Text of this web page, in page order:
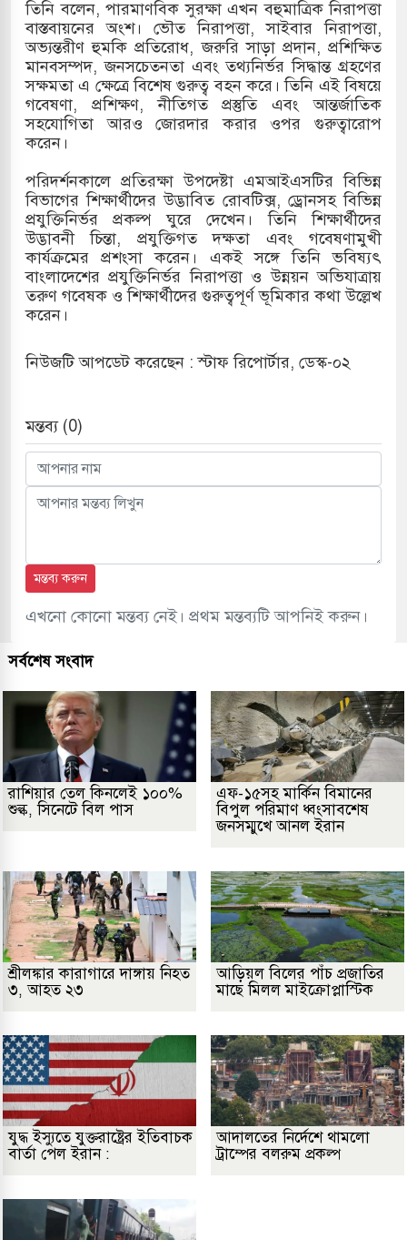
তিনি বলেন, পারমাণবিক সুরক্ষা এখন বহুমাত্রিক নিরাপত্তা
বাস্তবায়নের অংশ। ভৌত নিরাপত্তা, সাইবার নিরাপত্তা,
অভ্যন্তরীণ হুমকি প্রতিরোধ, জরুরি সাড়া প্রদান, প্রশিক্ষিত
মানবসম্পদ, জনসচেতনতা এবং তথ্যনির্ভর সিদ্ধান্ত গ্রহণের
সক্ষমতা এ ক্ষেত্রে বিশেষ গুরুত্ব বহন করে। তিনি এই বিষয়ে
গবেষণা, প্রশিক্ষণ, নীতিগত প্রস্তুতি এবং আন্তর্জাতিক
সহযোগিতা আরও জোরদার করার ওপর গুরুত্বারোপ
করেন।
পরিদর্শনকালে প্রতিরক্ষা উপদেষ্টা এমআইএসটির বিভিন্ন
বিভাগের শিক্ষার্থীদের উদ্ভাবিত রোবটিক্স, ড্রোনসহ বিভিন্ন
প্রযুক্তিনির্ভর প্রকল্প ঘুরে দেখেন। তিনি শিক্ষার্থীদের
উদ্ভাবনী চিন্তা, প্রযুক্তিগত দক্ষতা এবং গবেষণামুখী
কার্যক্রমের প্রশংসা করেন। একই সঙ্গে তিনি ভবিষ্যৎ
বাংলাদেশের প্রযুক্তিনির্ভর নিরাপত্তা ও উন্নয়ন অভিযাত্রায়
তরুণ গবেষক ও শিক্ষার্থীদের গুরুত্বপূর্ণ ভূমিকার কথা উল্লেখ
করেন।
নিউজটি আপডেট করেছেন : স্টাফ রিপোর্টার, ডেস্ক-০২
মন্তব্য (0)
মন্তব্য করুন
এখনো কোনো মন্তব্য নেই। প্রথম মন্তব্যটি আপনিই করুন।
সর্বশেষ সংবাদ
রাশিয়ার তেল কিনলেই ১০০%
শুল্ক, সিনেটে বিল পাস
এফ-১৫সহ মার্কিন বিমানের
বিপুল পরিমাণ ধ্বংসাবশেষ
জনসম্মুখে আনল ইরান
শ্রীলঙ্কার কারাগারে দাঙ্গায় নিহত
৩, আহত ২৩
আড়িয়ল বিলের পাঁচ প্রজাতির
মাছে মিলল মাইক্রোপ্লাস্টিক
যুদ্ধ ইস্যুতে যুক্তরাষ্ট্রের ইতিবাচক
বার্তা পেল ইরান :
আদালতের নির্দেশে থামলো
ট্রাম্পের বলরুম প্রকল্প